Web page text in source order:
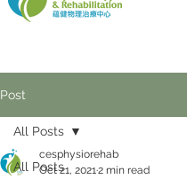
Post
All Posts
All Posts
cesphysiorehab
Oct 21, 20212 min read